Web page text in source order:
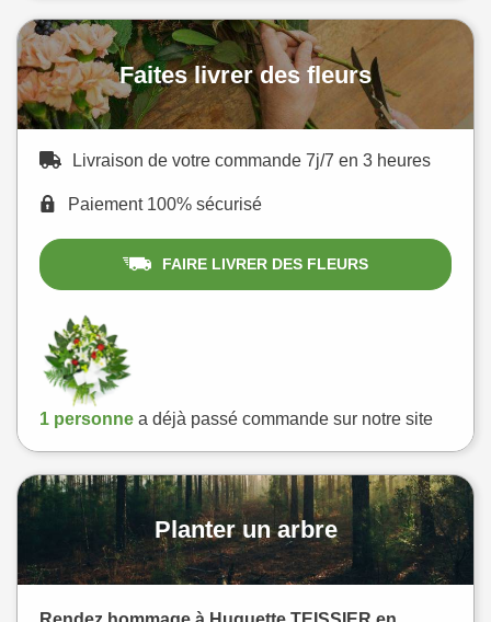
Faites livrer des fleurs
Livraison de votre commande 7j/7 en 3 heures
Paiement 100% sécurisé
FAIRE LIVRER DES FLEURS
1 personne a déjà passé commande sur notre site
Planter un arbre